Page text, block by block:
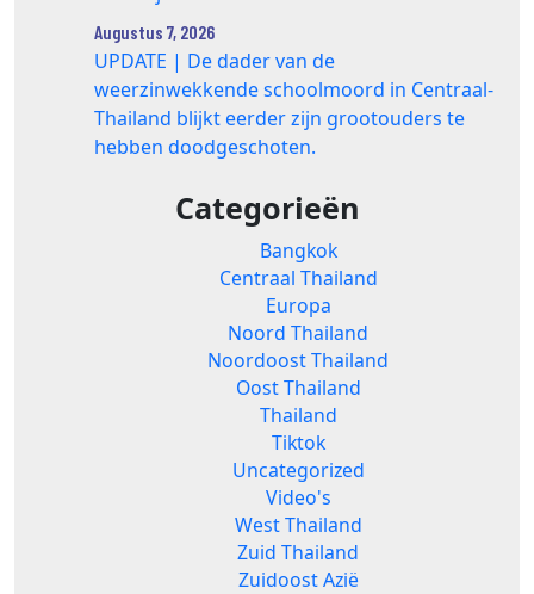
Augustus 7, 2026
UPDATE | De dader van de
weerzinwekkende schoolmoord in Centraal-
Thailand blijkt eerder zijn grootouders te
hebben doodgeschoten.
Categorieën
Bangkok
Centraal Thailand
Europa
Noord Thailand
Noordoost Thailand
Oost Thailand
Thailand
Tiktok
Uncategorized
Video's
West Thailand
Zuid Thailand
Zuidoost Azië